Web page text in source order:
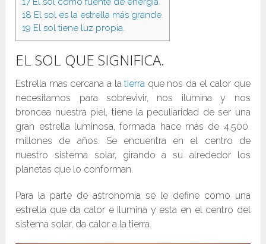
18 El sol es la estrella más grande.
19 El sol tiene luz propia.
EL SOL QUE SIGNIFICA.
Estrella mas cercana a latierra que nos da el calor que
necesitamos para sobrevivir, nos ilumina y nos
broncea nuestra piel, tiene la peculiaridad de ser una
gran estrella luminosa, formada hace más de 4.500
millones de años. Se encuentra en el centro de
nuestro sistema solar, girando a su alrededor los
planetas que lo conforman.
Para la parte de astronomía se le define como una
estrella que da calor e ilumina y esta en el centro del
sistema solar, da calor a la tierra.